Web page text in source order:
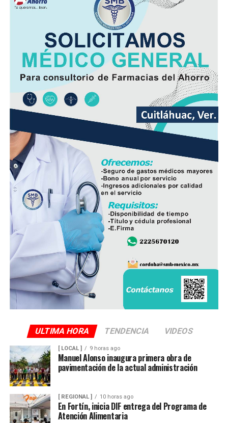
Minutos después, el autobús fue encontrado
abandonado en el cruce de la calle 26 y la avenida 9, en
la colonia San José, donde quedó bajo resguardo de las
autoridades como parte de las investigaciones.
Elementos de la Policía Municipal y Estatal acordonaron
el área del accidente para preservar los indicios, en
tanto personal de Tránsito Municipal realizó las
primeras diligencias para establecer la mecánica del
hecho.
Peritos de la Fiscalía General del Estado y agentes de la
Policía Ministerial llevaron a cabo el procesamiento de
la escena y ordenaron el levantamiento del cuerpo, que
fue trasladado al Servicio Médico Forense (Semefo),
donde permanece en espera de su identificación oficial.
La unidad involucrada fue asegurada y puesta a
disposición de la autoridad ministerial, que integró la
carpeta de investigación correspondiente para localizar
al conductor y determinar su responsabilidad en el
Las maniobras periciales obligaron al cierre parcial de la
circulación en ese sector del centro de la ciudad durante
varios minutos, generando afectaciones al tránsito
vehicular.
ULTIMA HORA TENDENCIA VIDEOS
[ LOCAL ] 9 horas ago
Manuel Alonso inaugura primera obra de
pavimentación de la actual administración
[ REGIONAL ] 10 horas ago
En Fortín, inicia DIF entrega del Programa de
Atención Alimentaria